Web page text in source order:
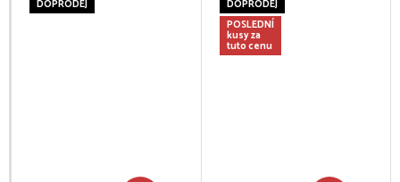
DOPRODEJ
DOPRODEJ
POSLEDNÍ
kusy za
tuto cenu